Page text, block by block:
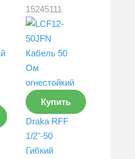
15245111
Купить
Draka RFF
1/2"-50
Гибкий